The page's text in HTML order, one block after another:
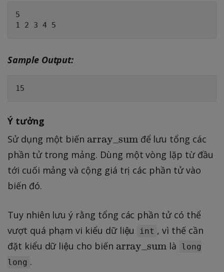
0
9
r
a
ll
i:
1
\
e
l
e
5
Sample Output:
Ý tưởng
Sử dụng một biến \
t
e
x
a
rr
a
array_sumđể lưu tổng các
phần tử trong mảng. Dùng một vòng lặp từ đầu
tới cuối mảng và cộng giá trị các phần tử vào
biến đó.
Tuy nhiên lưu ý rằng tổng các phần tử có thể
vượt quá phạm vi kiểu dữ liệu
int , vì thế cần
đặt kiểu dữ liệu cho biến \
array_sum là
long
long .